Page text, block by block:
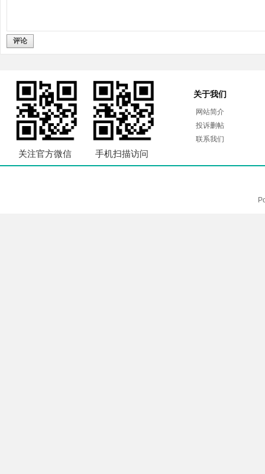
评论
关注官方微信 手机扫描访问
关于我们
网站简介
投诉删帖
联系我们